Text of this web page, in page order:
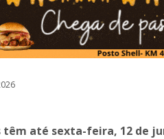
têm até sexta-feira, 12 de